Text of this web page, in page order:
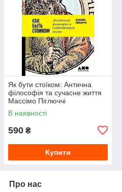
Як бути стоїком: Антична
філософія та сучасне життя
Массімо Піглюччі
В наявності
590 ₴
Купити
Про нас